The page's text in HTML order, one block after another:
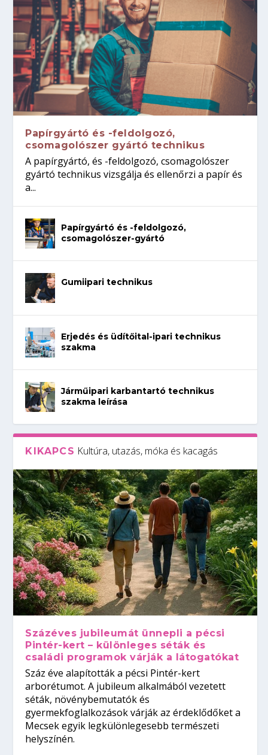
Papírgyártó és -feldolgozó,
csomagolószer gyártó technikus
A papírgyártó, és -feldolgozó, csomagolószer
gyártó technikus vizsgálja és ellenőrzi a papír és
a...
Papírgyártó és -feldolgozó,
csomagolószer-gyártó
Gumiipari technikus
Erjedés és üdítőital-ipari technikus
szakma
Járműipari karbantartó technikus
szakma leírása
KIKAPCS Kultúra, utazás, móka és kacagás
Százéves jubileumát ünnepli a pécsi
Pintér-kert – különleges séták és
családi programok várják a látogatókat
Száz éve alapították a pécsi Pintér-kert
arborétumot. A jubileum alkalmából vezetett
séták, növénybemutatók és
gyermekfoglalkozások várják az érdeklődőket a
Mecsek egyik legkülönlegesebb természeti
helyszínén.